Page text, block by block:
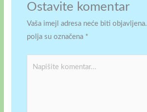
Ostavite komentar
Vaša imejl adresa neće biti objavljena.
polja su označena *